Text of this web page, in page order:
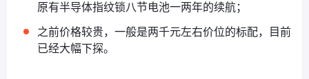
原有半导体指纹锁八节电池一两年的续航；
之前价格较贵，一般是两千元左右价位的标配，目前
已经大幅下探。